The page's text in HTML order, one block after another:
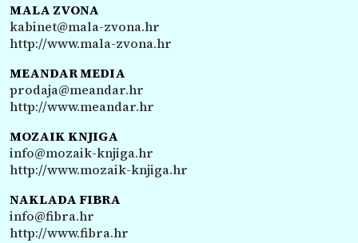
MALA ZVONA
kabinet@mala-zvona.hr
http://www.mala-zvona.hr
MEANDAR MEDIA
prodaja@meandar.hr
http://www.meandar.hr
MOZAIK KNJIGA
info@mozaik-knjiga.hr
http://www.mozaik-knjiga.hr
NAKLADA FIBRA
info@fibra.hr
http://www.fibra.hr